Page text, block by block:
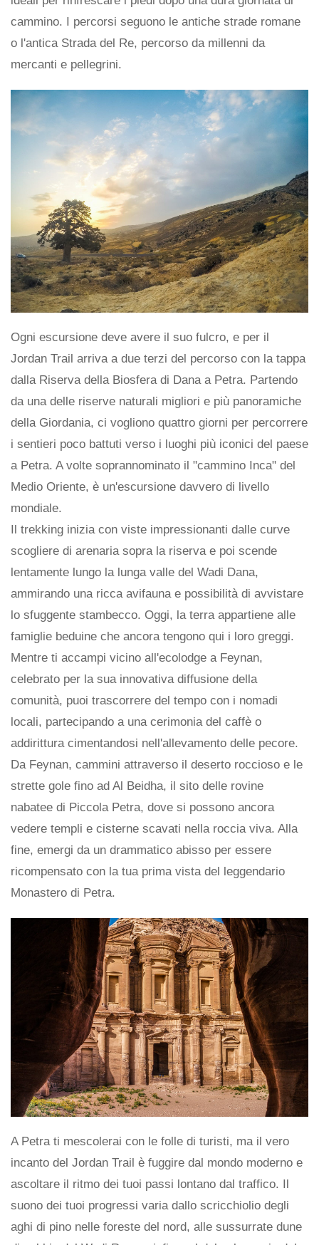
cammino. I percorsi seguono le antiche strade romane
o l'antica Strada del Re, percorso da millenni da
mercanti e pellegrini.
Ogni escursione deve avere il suo fulcro, e per il
Jordan Trail arriva a due terzi del percorso con la tappa
dalla Riserva della Biosfera di Dana a Petra. Partendo
da una delle riserve naturali migliori e più panoramiche
della Giordania, ci vogliono quattro giorni per percorrere
i sentieri poco battuti verso i luoghi più iconici del paese
a Petra. A volte soprannominato il "cammino Inca" del
Medio Oriente, è un'escursione davvero di livello
mondiale.
Il trekking inizia con viste impressionanti dalle curve
scogliere di arenaria sopra la riserva e poi scende
lentamente lungo la lunga valle del Wadi Dana,
ammirando una ricca avifauna e possibilità di avvistare
lo sfuggente stambecco. Oggi, la terra appartiene alle
famiglie beduine che ancora tengono qui i loro greggi.
Mentre ti accampi vicino all'ecolodge a Feynan,
celebrato per la sua innovativa diffusione della
comunità, puoi trascorrere del tempo con i nomadi
locali, partecipando a una cerimonia del caffè o
addirittura cimentandosi nell'allevamento delle pecore.
Da Feynan, cammini attraverso il deserto roccioso e le
strette gole fino ad Al Beidha, il sito delle rovine
nabatee di Piccola Petra, dove si possono ancora
vedere templi e cisterne scavati nella roccia viva. Alla
fine, emergi da un drammatico abisso per essere
ricompensato con la tua prima vista del leggendario
Monastero di Petra.
A Petra ti mescolerai con le folle di turisti, ma il vero
incanto del Jordan Trail è fuggire dal mondo moderno e
ascoltare il ritmo dei tuoi passi lontano dal traffico. Il
suono dei tuoi progressi varia dallo scricchiolio degli
aghi di pino nelle foreste del nord, alle sussurrate dune